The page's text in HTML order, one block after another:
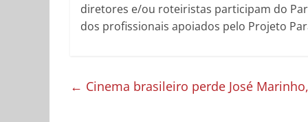
diretores e/ou roteiristas participam do
dos profissionais apoiados pelo Projeto
← Cinema brasileiro perde José